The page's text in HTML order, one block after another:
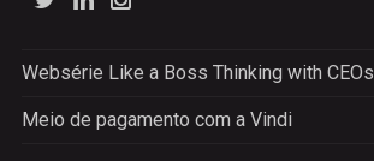
Websérie Like a Boss Thinking with CEOs
Meio de pagamento com a Vindi